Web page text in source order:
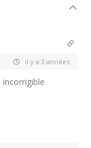
il y a 3 années
incorrigible